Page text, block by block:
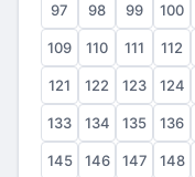
97 98 99 100
109 110 111 112
121 122 123 124
133 134 135 136
145 146 147 148